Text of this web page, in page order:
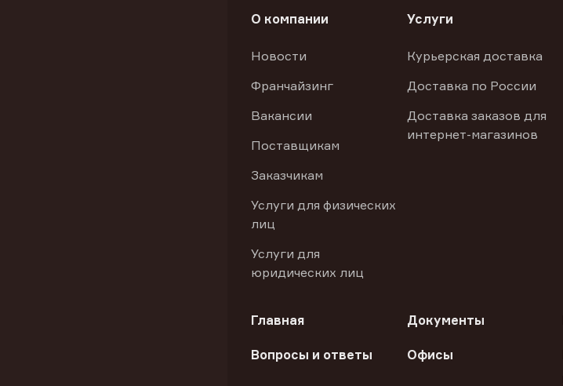
О компании
Новости
Франчайзинг
Вакансии
Поставщикам
Заказчикам
Услуги для физических
лиц
Услуги для
юридических лиц
Услуги
Курьерская доставка
Доставка по России
Доставка заказов для
интернет-магазинов
Главная Документы
Вопросы и ответы Офисы